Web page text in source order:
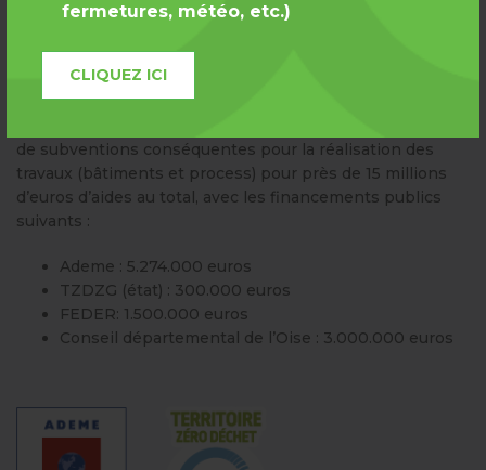
fermetures, météo, etc.)
CLIQUEZ ICI
LES FINANCEMENTS
de subventions conséquentes pour la réalisation des
travaux (bâtiments et process) pour près de 15 millions
d’euros d’aides au total, avec les financements publics
suivants :
Ademe : 5.274.000 euros
TZDZG (état) : 300.000 euros
FEDER: 1.500.000 euros
Conseil départemental de l’Oise : 3.000.000 euros